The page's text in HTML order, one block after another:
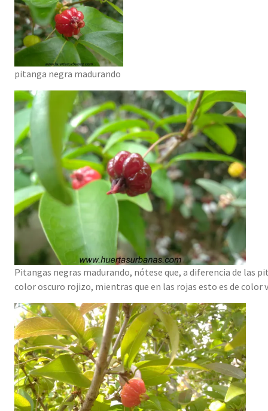
pitanga negra madurando
Pitangas negras madurando, nótese que, a diferencia de las
color oscuro rojizo, mientras que en las rojas esto es de color